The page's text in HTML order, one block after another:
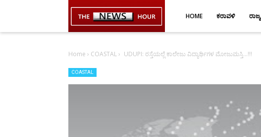
HOME ಕರಾವಳಿ ರಾಜ್ಯ
Home › COASTAL› UDUPI: ರಸ್ತೆಯಲ್ಲೆ ಕಾಲೇಜು ವಿದ್ಯಾರ್ಥಿಗಳ ಮೋಜುಮಸ್ತಿ...!!!
COASTAL